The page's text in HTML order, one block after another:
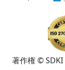
著作権 ©